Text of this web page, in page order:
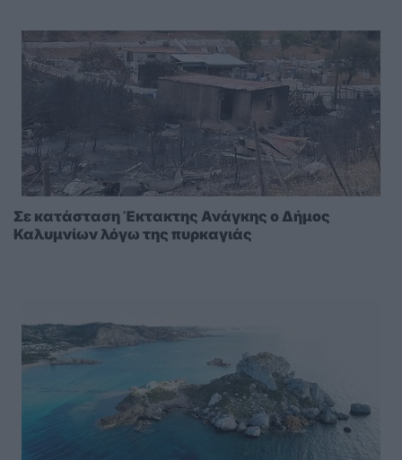
Σε κατάσταση Έκτακτης Ανάγκης ο Δήμος
Καλυμνίων λόγω της πυρκαγιάς